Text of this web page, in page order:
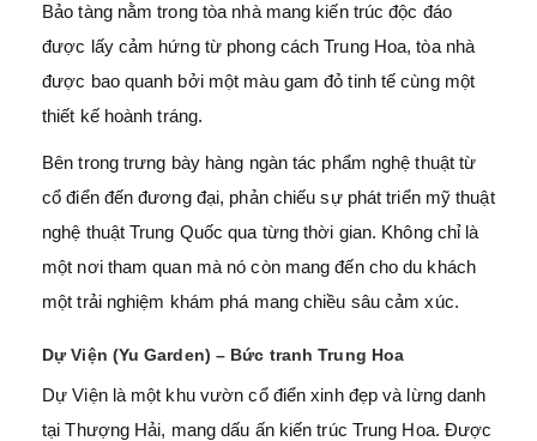
Bảo tàng nằm trong tòa nhà mang kiến trúc độc đáo
được lấy cảm hứng từ phong cách Trung Hoa, tòa nhà
được bao quanh bởi một màu gam đỏ tinh tế cùng một
thiết kế hoành tráng.
Bên trong trưng bày hàng ngàn tác phẩm nghệ thuật từ
cổ điển đến đương đại, phản chiếu sự phát triển mỹ thuật
nghệ thuật Trung Quốc qua từng thời gian. Không chỉ là
một nơi tham quan mà nó còn mang đến cho du khách
một trải nghiệm khám phá mang chiều sâu cảm xúc.
Dự Viện (Yu Garden) – Bức tranh Trung Hoa
Dự Viện là một khu vườn cổ điển xinh đẹp và lừng danh
tại Thượng Hải, mang dấu ấn kiến trúc Trung Hoa. Được